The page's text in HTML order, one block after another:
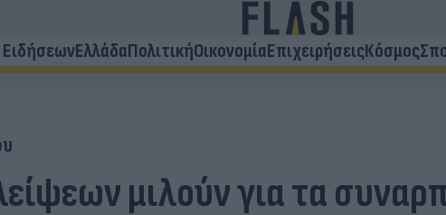
ΕλλάδαΠολιτικήΟικονομίαΕπιχειρήσειςΚόσμος
μιλούν για τα